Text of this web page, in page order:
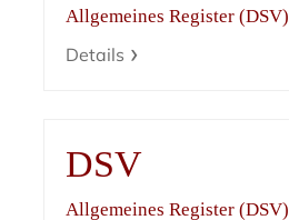
Allgemeines Register (DSV)
Details
DSV
Allgemeines Register (DSV)